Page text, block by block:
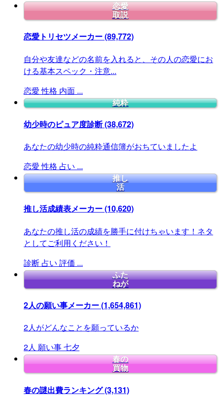
恋愛
取説
恋愛トリセツメーカー(89,772)
自分や友達などの名前を入れると、その人の恋愛にお
ける基本スペック・注意...
恋愛 性格 内面 ...
純粋
幼少時のピュア度診断(38,672)
あなたの幼少時の純粋通信簿がおちていましたよ
恋愛 性格 占い ...
推し
活
推し活成績表メーカー(10,620)
あなたの推し活の成績を勝手に付けちゃいます！ネタ
としてご利用ください！
診断 占い 評価 ...
ふた
ねが
2人の願い事メーカー(1,654,861)
2人がどんなことを願っているか
2人 願い事七夕
春の
買物
春の謎出費ランキング(3,131)